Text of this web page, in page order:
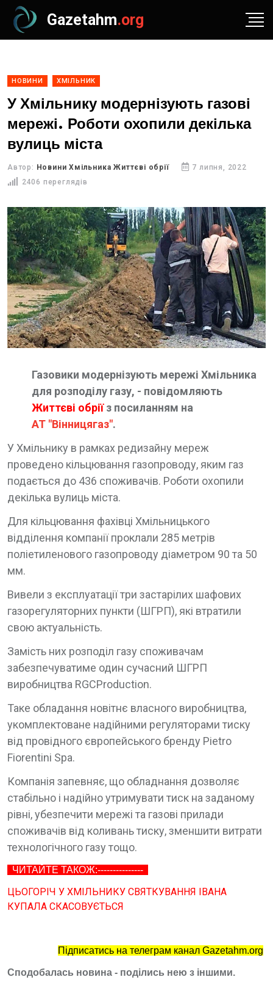
Gazetahm.org
НОВИНИ ХМІЛЬНИК
У Хмільнику модернізують газові
мережі. Роботи охопили декілька
вулиць міста
Автор: Новини Хмільника Життєві обрії
7 липня, 2022
2406 переглядів
Газовики модернізують мережі Хмільника
для розподілу газу, - повідомляють
Життєві обріїз посиланням на
АТ "Вінницягаз".
У Хмільнику в рамках редизайну мереж
проведено кільцювання газопроводу, яким газ
подається до 436 споживачів. Роботи охопили
декілька вулиць міста.
Для кільцювання фахівці Хмільницького
відділення компанії проклали 285 метрів
поліетиленового газопроводу діаметром 90 та 50
мм.
Вивели з експлуатації три застарілих шафових
газорегуляторних пункти (ШГРП), які втратили
свою актуальність.
Замість них розподіл газу споживачам
забезпечуватиме один сучасний ШГРП
виробництва RGCProduction.
Таке обладання новітнє власного виробництва,
укомплектоване надійними регуляторами тиску
від провідного європейського бренду Pietro
Fiorentini Spa.
Компанія запевняє, що обладнання дозволяє
стабільно і надійно утримувати тиск на заданому
рівні, убезпечити мережі та газові прилади
споживачів від коливань тиску, зменшити витрати
технологічного газу тощо.
ЧИТАЙТЕ ТАКОЖ:---------------
ЦЬОГОРІЧ У ХМІЛЬНИКУ СВЯТКУВАННЯ ІВАНА
КУПАЛА СКАСОВУЄТЬСЯ
Підписатись на телеграм канал Gazetahm.org
Сподобалась новина - поділись нею з іншими.